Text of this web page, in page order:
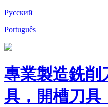
Русский
Português
專業製造銑削
具，開槽刀具